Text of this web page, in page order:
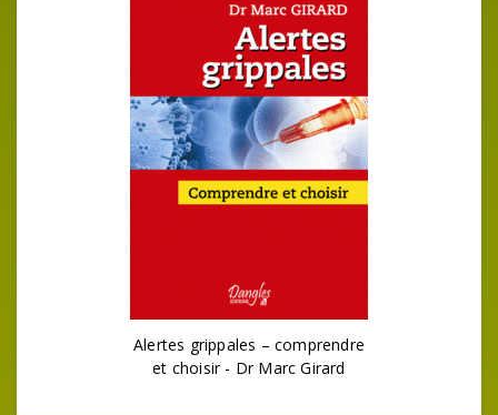
Alertes grippales – comprendre
et choisir - Dr Marc Girard